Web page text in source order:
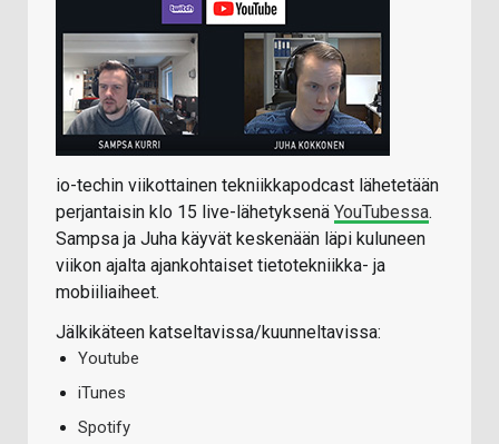
io-techin viikottainen tekniikkapodcast lähetetään
perjantaisin klo 15 live-lähetyksenä YouTubessa.
Sampsa ja Juha käyvät keskenään läpi kuluneen
viikon ajalta ajankohtaiset tietotekniikka- ja
mobiiliaiheet.
Jälkikäteen katseltavissa/kuunneltavissa:
Youtube
iTunes
Spotify